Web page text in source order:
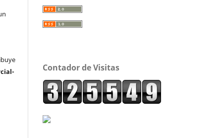
Contador de Visitas